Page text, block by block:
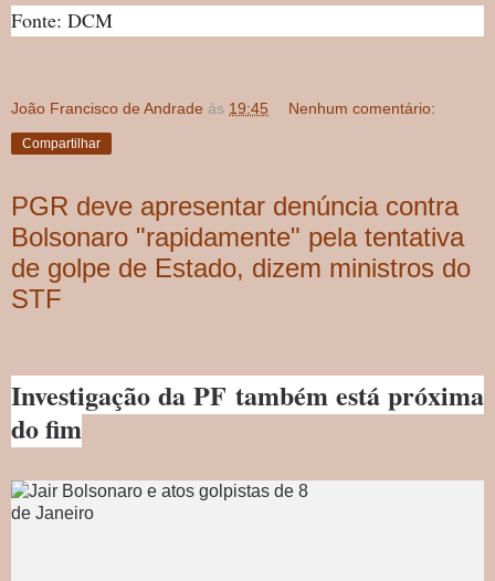
Fonte: DCM
João Francisco de Andrade às 19:45 Nenhum comentário:
Compartilhar
PGR deve apresentar denúncia contra
Bolsonaro "rapidamente" pela tentativa
de golpe de Estado, dizem ministros do
STF
Investigação da PF também está próxima
do fim